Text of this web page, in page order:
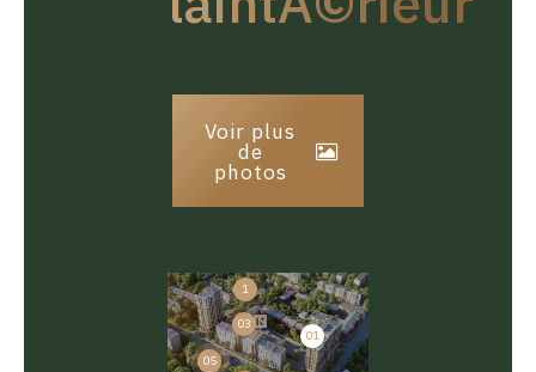
Voir plus
de
photos
01
1
03
04
05